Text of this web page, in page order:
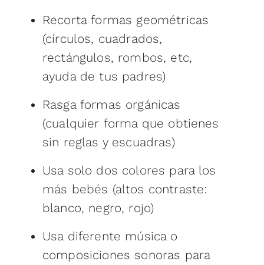
Recorta formas geométricas
(círculos, cuadrados,
rectángulos, rombos, etc,
ayuda de tus padres)
Rasga formas orgánicas
(cualquier forma que obtienes
sin reglas y escuadras)
Usa solo dos colores para los
más bebés (altos contraste:
blanco, negro, rojo)
Usa diferente música o
composiciones sonoras para